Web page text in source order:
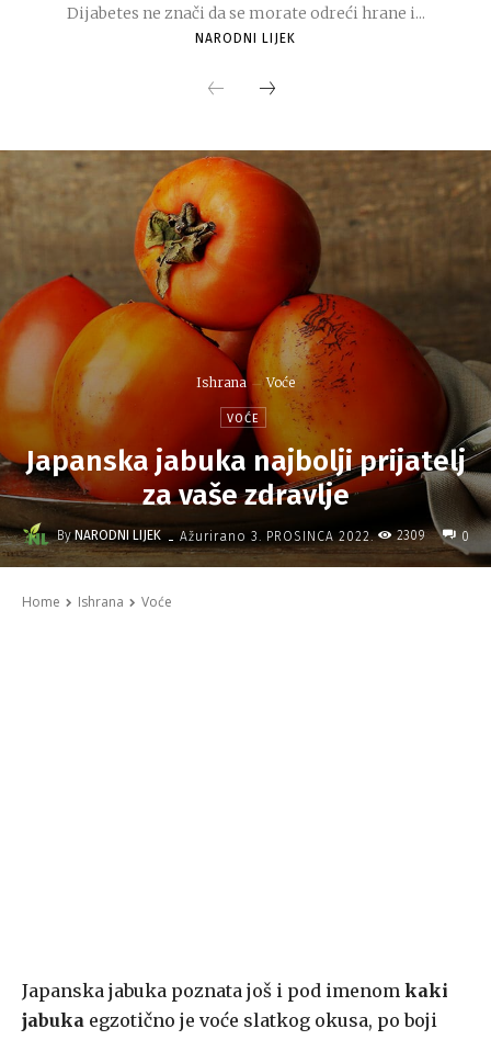
Dijabetes ne znači da se morate odreći hrane i...
NARODNI LIJEK